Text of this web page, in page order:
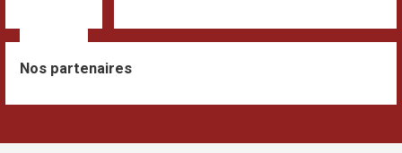
Nos partenaires